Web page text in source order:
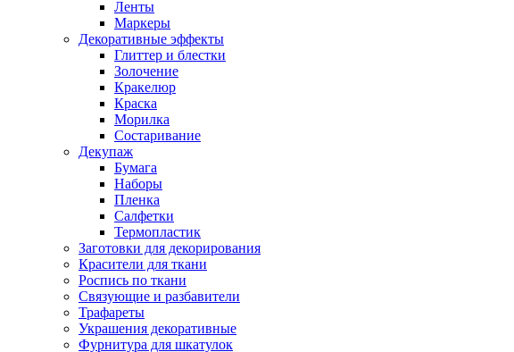
Ленты
Маркеры
Декоративные эффекты
Глиттер и блестки
Золочение
Кракелюр
Краска
Морилка
Состаривание
Декупаж
Бумага
Наборы
Пленка
Салфетки
Термопластик
Заготовки для декорирования
Красители для ткани
Роспись по ткани
Связующие и разбавители
Трафареты
Украшения декоративные
Фурнитура для шкатулок